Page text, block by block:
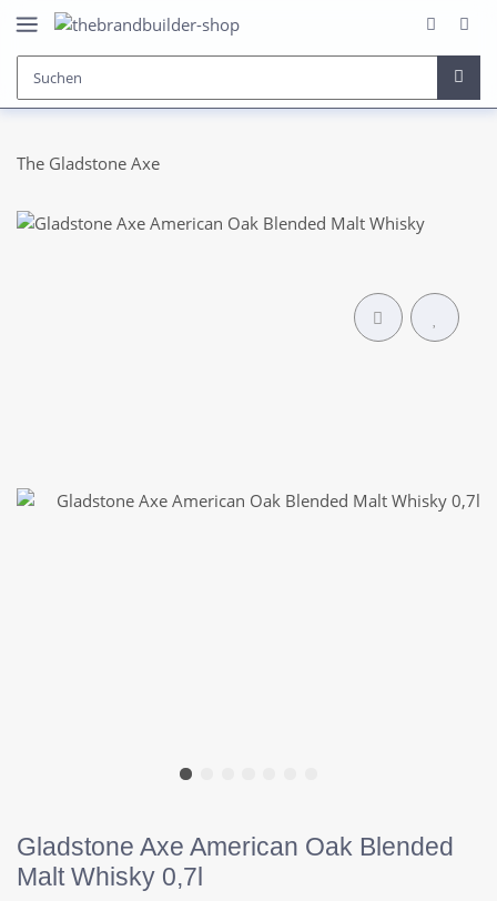
The Gladstone Axe
Gladstone Axe American Oak Blended
Malt Whisky 0,7l